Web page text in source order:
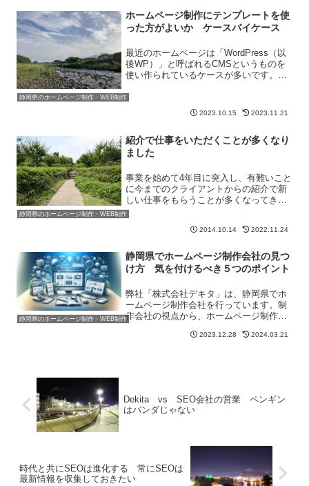
ます。T...
静岡県のホームページ制作・WEB制作
ホームページ制作にテンプレートを使
った方がよいか ケースバイケース
最近のホームページは「WordPress（以
後WP）」と呼ばれるCMSというものを
使い作られているケースが多いです。
こにホームページという家を建てていく
イメージです。ホームページという家を
建てる際に、テ...
2023.10.15 2023.11.21
静岡県のホームページ制作・WEB制作
紹介で仕事をいただくことが多くなり
ました
事業を始めて4年目に突入し、有難いこと
に今までのクライアントからの紹介で新
しい仕事をもらうことが多くなってきま
した。本当に有難いことです。というこ
とで、現在の仕事の状況をまとめてみた
いと思います。私の仕事はなかなか説明
2014.10.14 2022.11.24
静岡県のホームページ制作・WEB制作
静岡県でホームページ制作会社の見つ
け方 気を付けるべき５つのポイント
弊社「株式会社デキタ」は、静岡県でホ
ームページ制作会社を行っています。制
作会社の視点から、ホームページ制作会
えられるポイントを紹介したいと思いま
2023.12.28 2024.03.21
Dekita vs SEO会社の営業 ペンギン
はパンダじゃない
時代と共にSEOは進化する 常にSEOは
最新情報を収集しておきたい